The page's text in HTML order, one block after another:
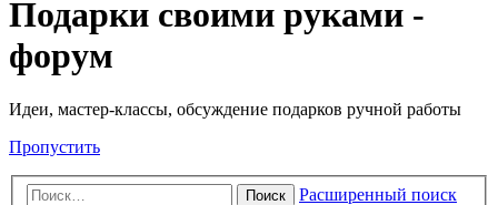
Подарки своими руками -
форум
Идеи, мастер-классы, обсуждение подарков ручной работы
Пропустить
Поиск Расширенный поиск